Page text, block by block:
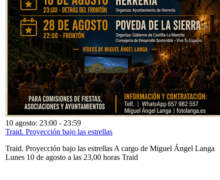
10 agosto: 23:00 - 23:59
Traid. Proyección bajo las estrellas
Traid. Proyección bajo las estrellas A cargo de Miguel Ángel Langa
Lunes 10 de agosto a las 23,00 horas Traid